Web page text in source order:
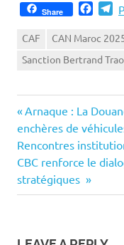
Share
CAF CAN Maroc
Sanction Bertrand
Navigation
de
l’article
Previous
Post:
Arnaque : La
enchères de
Next
Post:
Rencontres
CBC renforce le
stratégiques